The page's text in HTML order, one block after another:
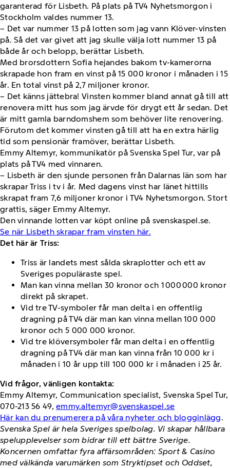
garanterad för Lisbeth. På plats på TV4 Nyhetsmorgon i
Stockholm valdes nummer 13.
– Det var nummer 13 på lotten som jag vann Klöver-vinsten
på. Så det var givet att jag skulle välja lott nummer 13 på
både år och belopp, berättar Lisbeth.
Med brorsdottern Sofia hejandes bakom tv-kamerorna
skrapade hon fram en vinst på 15 000 kronor i månaden i 15
år. En total vinst på 2,7 miljoner kronor.
– Det känns jättebra! Vinsten kommer bland annat gå till att
renovera mitt hus som jag ärvde för drygt ett år sedan. Det
är mitt gamla barndomshem som behöver lite renovering.
Förutom det kommer vinsten gå till att ha en extra härlig
tid som pensionär framöver, berättar Lisbeth.
Emmy Altemyr, kommunikatör på Svenska Spel Tur, var på
plats på TV4 med vinnaren.
– Lisbeth är den sjunde personen från Dalarnas län som har
skrapar Triss i tv i år. Med dagens vinst har länet hittills
skrapat fram 7,6 miljoner kronor i TV4 Nyhetsmorgon. Stort
grattis, säger Emmy Altemyr.
Den vinnande lotten var köpt online på svenskaspel.se.
Se när Lisbeth skrapar fram vinsten här.
Det här är Triss:
Triss är landets mest sålda skraplotter och ett av
Sveriges populäraste spel.
Man kan vinna mellan 30 kronor och 1 000 000 kronor
direkt på skrapet.
Vid tre TV-symboler får man delta i en offentlig
dragning på TV4 där man kan vinna mellan 100 000
kronor och 5 000 000 kronor.
Vid tre klöversymboler får man delta i en offentlig
dragning på TV4 där man kan vinna från 10 000 kr i
månaden i 10 år upp till 100 000 kr i månaden i 25 år.
Vid frågor, vänligen kontakta:
Emmy Altemyr, Communication specialist, Svenska Spel Tur,
070-213 56 49,emmy.altemyr@svenskaspel.se
Här kan du prenumerera på våra nyheter och blogginlägg.
Svenska Spel är hela Sveriges spelbolag. Vi skapar hållbara
spelupplevelser som bidrar till ett bättre Sverige.
Koncernen omfattar fyra affärsområden: Sport & Casino
med välkända varumärken som Stryktipset och Oddset,